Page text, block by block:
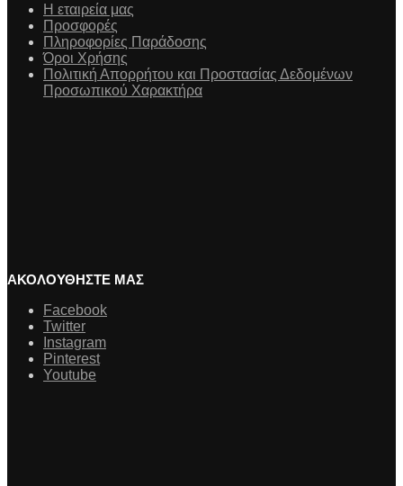
Η εταιρεία μας
Προσφορές
Πληροφορίες Παράδοσης
Όροι Χρήσης
Πολιτική Απορρήτου και Προστασίας Δεδομένων
Προσωπικού Χαρακτήρα
ΑΚΟΛΟΥΘΗΣΤΕ ΜΑΣ
Facebook
Twitter
Instagram
Pinterest
Youtube